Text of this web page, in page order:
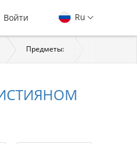
Ru
Войти
Предметы: